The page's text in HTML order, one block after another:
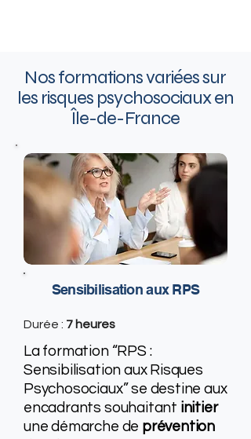
Nos formations variées sur
les risques psychosociaux en
Île-de-France
Sensibilisation aux RPS
Durée : 7 heures
La formation “RPS :
Sensibilisation aux Risques
Psychosociaux” se destine aux
encadrants souhaitant initier
une démarche de prévention